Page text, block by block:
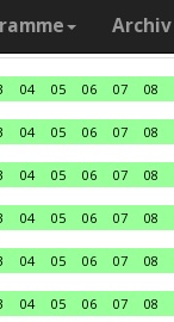
Archiv
04 05 06 07 08
04 05 06 07 08
04 05 06 07 08
04 05 06 07 08
04 05 06 07 08
04 05 06 07 08